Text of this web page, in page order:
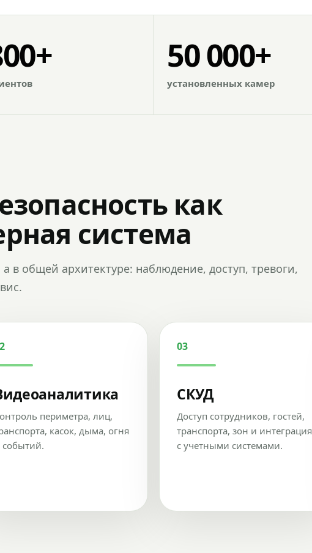
50 000+
установленных камер
как
система
в общей архитектуре: наблюдение, доступ, тревоги,
периметра, лиц,
касок, дыма, огня
событий.
03
СКУД
Доступ сотрудников, гостей,
транспорта, зон и интеграция
с учетными системами.